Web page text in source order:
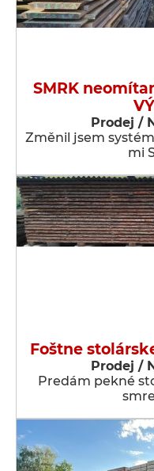
SMRK
Prodej /
Změnil jsem
mi
Foštne
Prodej /
Predám pekné